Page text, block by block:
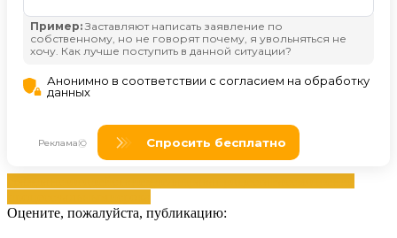
Оцените, пожалуйста, публикацию: